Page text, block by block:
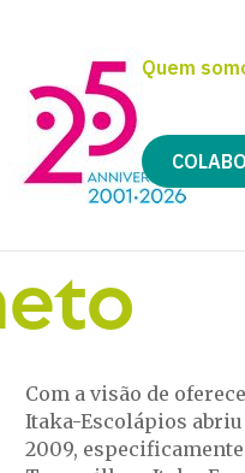
Quem
Com a visão de
Itaka-Escolápios
2009,